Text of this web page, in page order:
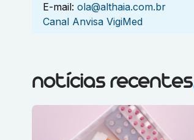
E-mail: ola@althaia.com.br
Canal Anvisa VigiMed
notícias recentes